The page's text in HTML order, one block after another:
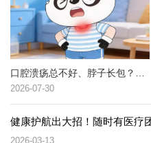
2026-07-30
健康护航出大招！随时有医疗
2026-03-13